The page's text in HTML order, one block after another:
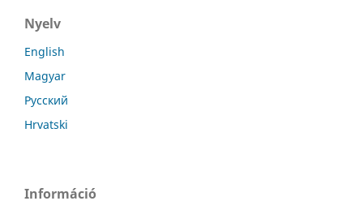
Nyelv
English
Magyar
Русский
Hrvatski
Információ